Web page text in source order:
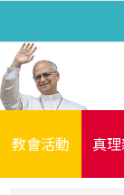
教會活動 真